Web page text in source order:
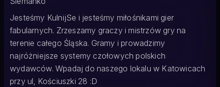
Jesteśmy KulnijSe i jesteśmy miłośnikami gier
fabularnych. Zrzeszamy graczy i mistrzów gry na
terenie całego Śląska. Gramy i prowadzimy
najróżniejsze systemy czołowych polskich
wydawców. Wpadaj do naszego lokalu w Katowicach
przy ul, Kościuszki 28 :D